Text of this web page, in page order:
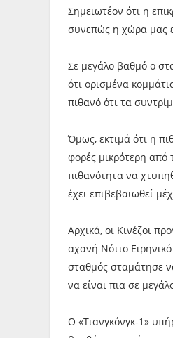
Σημειωτέον ότι η
συνεπώς η χώρα μας
Σε μεγάλο βαθμό ο
ότι ορισμένα
πιθανό ότι τα
Όμως, εκτιμά ότι η
φορές μικρότερη από
πιθανότητα να
έχει επιβεβαιωθεί
Αρχικά, οι Κινέζοι
αχανή Νότιο
σταθμός σταμάτησε
να είναι πια σε
Ο «Τιανγκόνγκ-1»